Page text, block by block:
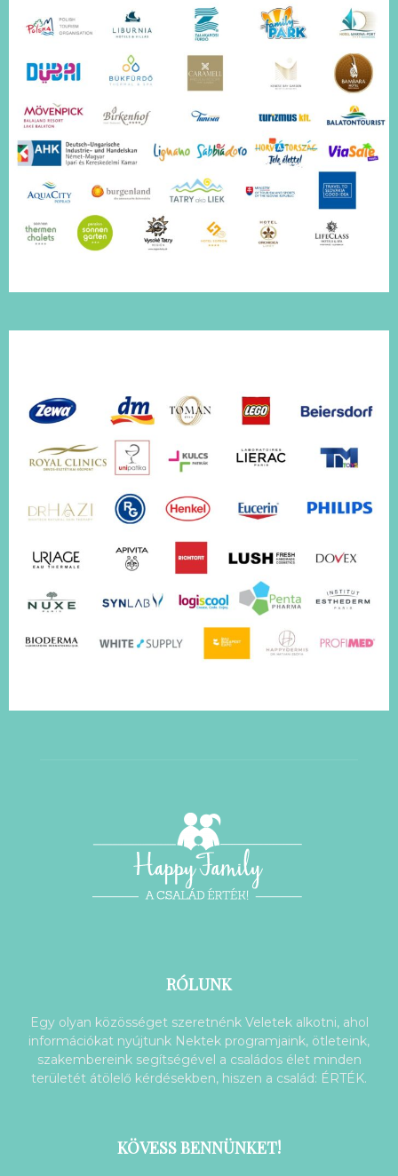
RÓLUNK
Egy olyan közösséget szeretnénk Veletek alkotni, ahol
információkat nyújtunk Nektek programjaink, ötleteink,
szakembereink segítségével a családos élet minden
területét átölelő kérdésekben, hiszen a család: ÉRTÉK.
KÖVESS BENNÜNKET!